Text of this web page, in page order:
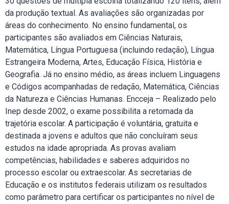
da produção textual. As avaliações são organizadas por
áreas do conhecimento. No ensino fundamental, os
participantes são avaliados em Ciências Naturais,
Matemática, Língua Portuguesa (incluindo redação), Língua
Estrangeira Moderna, Artes, Educação Física, História e
Geografia. Já no ensino médio, as áreas incluem Linguagens
e Códigos acompanhadas de redação, Matemática, Ciências
da Natureza e Ciências Humanas. Encceja – Realizado pelo
Inep desde 2002, o exame possibilita a retomada da
trajetória escolar. A participação é voluntária, gratuita e
destinada a jovens e adultos que não concluíram seus
estudos na idade apropriada. As provas avaliam
competências, habilidades e saberes adquiridos no
processo escolar ou extraescolar. As secretarias de
Educação e os institutos federais utilizam os resultados
como parâmetro para certificar os participantes no nível de